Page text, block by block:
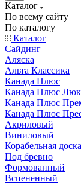
Каталог
По всему сайту
По каталогу
Каталог
Сайдинг
Аляска
Альта Классика
Канада Плюс
Канада Плюс
Канада Плюс
Канада Плюс
Акриловый
Виниловый
Корабельная доска
Под бревно
Формованный
Вспененный